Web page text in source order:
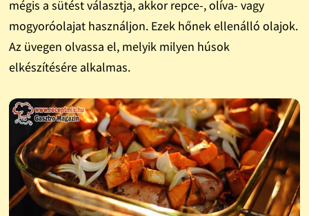
mégis a sütést választja, akkor repce-, olíva- vagy
mogyoróolajat használjon. Ezek hőnek ellenálló olajok.
Az üvegen olvassa el, melyik milyen húsok
elkészítésére alkalmas.